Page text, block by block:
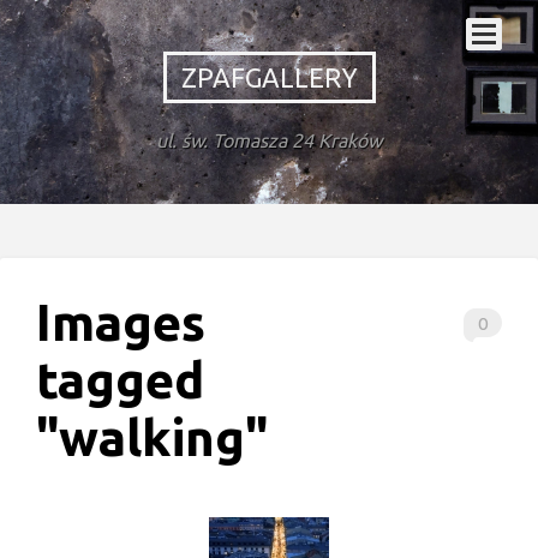
ZPAFGALLERY
ul. św. Tomasza 24 Kraków
0
Images
tagged
"walking"